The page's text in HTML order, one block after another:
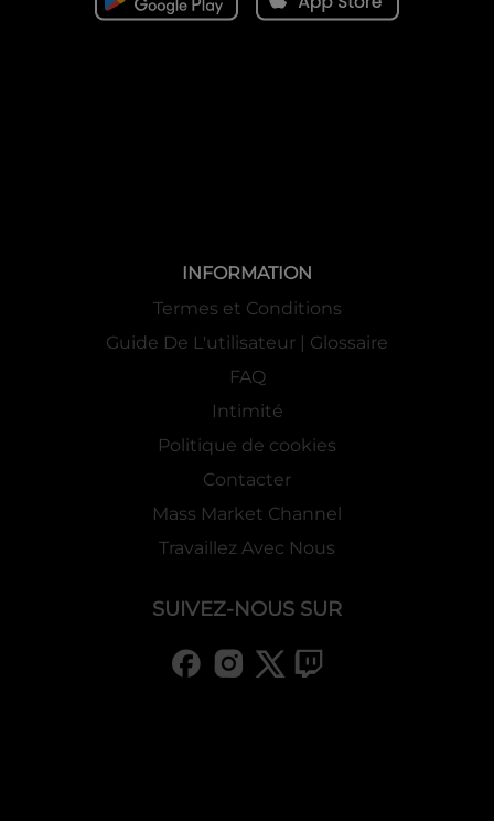
INFORMATION
Termes et Conditions
Guide De L'utilisateur | Glossaire
FAQ
Intimité
Politique de cookies
Contacter
Mass Market Channel
Travaillez Avec Nous
SUIVEZ-NOUS SUR